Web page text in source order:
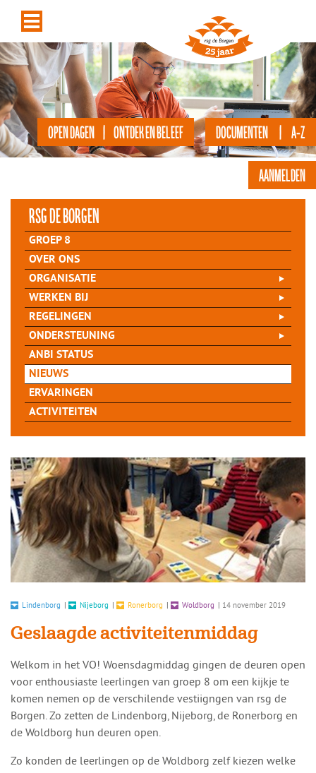
DOCUMENTEN | A-Z
OPEN DAGEN | ONTDEK EN BELEEF
AANMELDEN
rsg de Borgen
GROEP 8
OVER ONS
ORGANISATIE
WERKEN BIJ
REGELINGEN
ONDERSTEUNING
ANBI STATUS
NIEUWS
ERVARINGEN
ACTIVITEITEN
Lindenborg | Nijeborg | Ronerborg | Woldborg | 14 november 2019
Geslaagde activiteitenmiddag
​​Welkom in het VO! Woensdagmiddag gingen de deuren open
voor enthousiaste leerlingen van groep 8 om een kijkje te
komen nemen op de verschilende vestiigngen van rsg de
Borgen. Zo zetten de Lindenborg, Nijeborg, de Ronerborg en
de Woldborg hun deuren open.
Zo konden de leerlingen op de Woldborg zelf kiezen welke